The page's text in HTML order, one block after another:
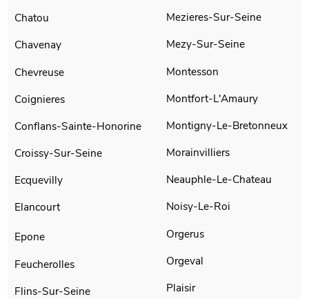
Chatou
Chavenay
Chevreuse
Coignieres
Conflans-Sainte-Honorine
Croissy-Sur-Seine
Ecquevilly
Elancourt
Epone
Feucherolles
Flins-Sur-Seine
Mezieres-Sur-Seine
Mezy-Sur-Seine
Montesson
Montfort-L'Amaury
Montigny-Le-Bretonneux
Morainvilliers
Neauphle-Le-Chateau
Noisy-Le-Roi
Orgerus
Orgeval
Plaisir